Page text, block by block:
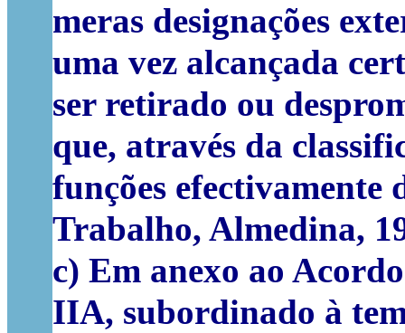
meras designações
uma vez alcançada
ser retirado ou
que, através da
funções efectivamente
Trabalho, Almedina,
c) Em anexo ao
IIA, subordinado à